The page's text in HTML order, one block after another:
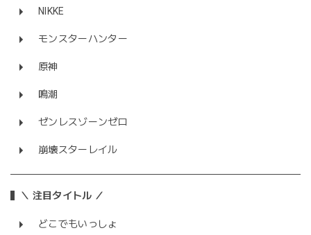
NIKKE
モンスターハンター
原神
鳴潮
ゼンレスゾーンゼロ
崩壊スターレイル
＼ 注目タイトル ／
どこでもいっしょ